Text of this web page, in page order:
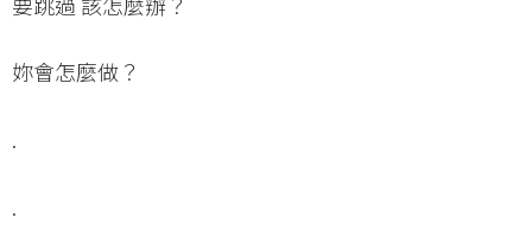
妳會怎麼做？
.
.